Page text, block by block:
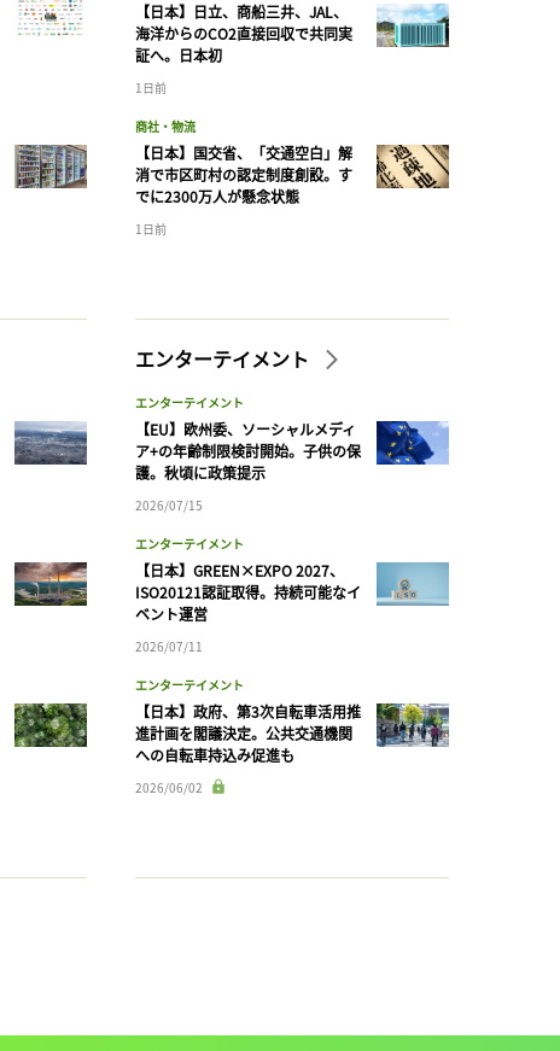
【日本】日立、商船三井、JAL、
海洋からのCO2直接回収で共同実
証へ。日本初
1日前
商社・物流
【日本】国交省、「交通空白」解
消で市区町村の認定制度創設。す
でに2300万人が懸念状態
1日前
エンターテイメント
エンターテイメント
【EU】欧州委、ソーシャルメディ
ア+の年齢制限検討開始。子供の保
護。秋頃に政策提示
2026/07/15
エンターテイメント
【日本】GREEN×EXPO 2027、
ISO20121認証取得。持続可能なイ
ベント運営
2026/07/11
エンターテイメント
【日本】政府、第3次自転車活用推
進計画を閣議決定。公共交通機関
への自転車持込み促進も
2026/06/02